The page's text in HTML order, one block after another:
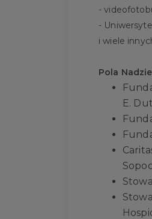
-
-
i wiele
Pola
E.